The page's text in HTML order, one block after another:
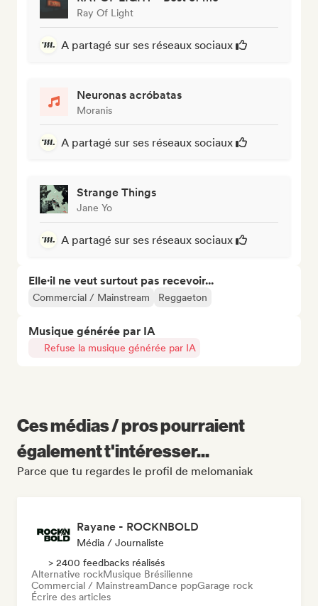
Ray Of Light
A partagé sur ses réseaux sociaux
Neuronas acróbatas
Moranis
A partagé sur ses réseaux sociaux
Strange Things
Jane Yo
A partagé sur ses réseaux sociaux
Elle·il ne veut surtout pas recevoir...
Commercial / Mainstream Reggaeton
Musique générée par IA
Refuse la musique générée par IA
Ces médias / pros pourraient
également t'intéresser...
Parce que tu regardes le profil de melomaniak
Rayane - ROCKNBOLD
Média / Journaliste
> 2400 feedbacks réalisés
Alternative rockMusique Brésilienne
Commercial / MainstreamDance popGarage rock
Écrire des articles